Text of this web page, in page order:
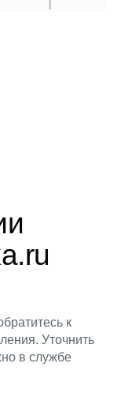
к
Уточнить
в службе